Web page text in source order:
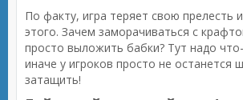
По факту, игра теряет свою прелесть
этого. Зачем заморачиваться с
просто выложить бабки? Тут надо
иначе у игроков просто не останется
затащить!